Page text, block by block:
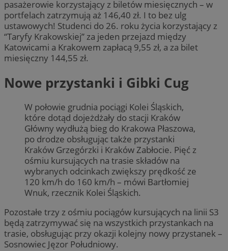
pasażerowie korzystający z biletów miesięcznych – w
portfelach zatrzymują aż 146,40 zł. I to bez ulg
ustawowych! Studenci do 26. roku życia korzystający z
“Taryfy Krakowskiej” za jeden przejazd między
Katowicami a Krakowem zapłacą 9,55 zł, a za bilet
miesięczny 144,55 zł.
Nowe przystanki i Gibki Cug
W połowie grudnia pociągi Kolei Śląskich,
które dotąd dojeżdżały do stacji Kraków
Główny wydłużą bieg do Krakowa Płaszowa,
po drodze obsługując także przystanki
Kraków Grzegórzki i Kraków Zabłocie. Pięć z
ośmiu kursujących na trasie składów na
wybranych odcinkach zwiększy prędkość ze
120 km/h do 160 km/h – mówi Bartłomiej
Wnuk, rzecznik Kolei Śląskich.
Pozostałe trzy z ośmiu pociągów kursujących na linii S3
będą zatrzymywać się na wszystkich przystankach na
trasie, obsługując przy okazji kolejny nowy przystanek –
Sosnowiec Jęzor Południowy.